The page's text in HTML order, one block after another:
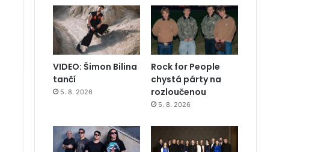
VIDEO: Šimon Bilina
tančí
5. 8. 2026
Rock for People
chystá párty na
rozloučenou
5. 8. 2026